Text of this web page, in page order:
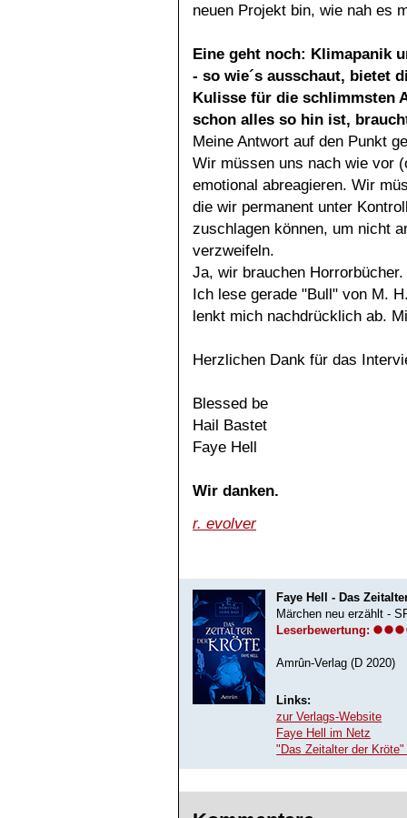
neuen Projekt bin, wie nah es
Eine geht noch: Klimapanik
- so wie´s ausschaut, bietet
Kulisse für die schlimmsten
schon alles so hin ist,
Meine Antwort auf den Punkt
Wir müssen uns nach wie vor
emotional abreagieren. Wir
die wir permanent unter
zuschlagen können, um nicht
verzweifeln.
Ja, wir brauchen Horrorbücher.
Ich lese gerade "Bull" von M.
lenkt mich nachdrücklich ab.
Herzlichen Dank für das
Blessed be
Hail Bastet
Faye Hell
Wir danken.
r. evolver
Faye Hell - Das
Märchen neu erzählt -
Leserbewertung:
Amrûn-Verlag (D 2020)
Links:
zur Verlags-Website
Faye Hell im Netz
"Das Zeitalter der